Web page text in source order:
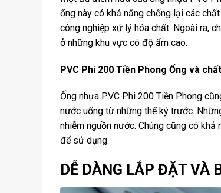
ống này có khả năng chống lại các
công nghiệp xử lý hóa chất. Ngoài ra,
ở những khu vực có độ ẩm cao.
PVC Phi 200 Tiền Phong Ống và
Ống nhựa PVC Phi 200 Tiền Phong
nước uống từ những thế kỷ trước.
nhiễm nguồn nước. Chúng cũng có
để sử dụng.
DỄ DÀNG LẮP ĐẶT VÀ